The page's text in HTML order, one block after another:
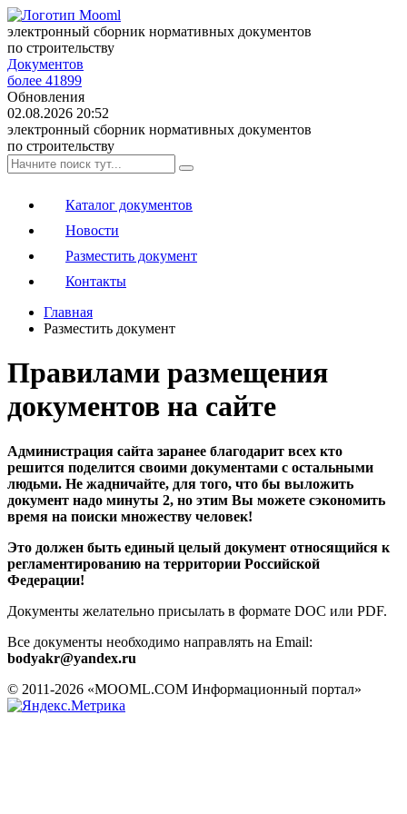
электронный сборник нормативных документов
по строительству
Документов
более 41899
Обновления
02.08.2026 20:52
электронный сборник нормативных документов
по строительству
Каталог документов
Новости
Разместить документ
Контакты
Главная
Разместить документ
Правилами размещения
документов на сайте
Администрация сайта заранее благодарит всех кто
решится поделится своими документами с остальными
людьми. Не жадничайте, для того, что бы выложить
документ надо минуты 2, но этим Вы можете сэкономить
время на поиски множеству человек!
Это должен быть единый целый документ относящийся к
регламентированию на территории Российской
Федерации!
Документы желательно присылать в формате DOC или PDF.
Все документы необходимо направлять на Email:
bodyakr@yandex.ru
© 2011-2026 «MOOML.COM Информационный портал»